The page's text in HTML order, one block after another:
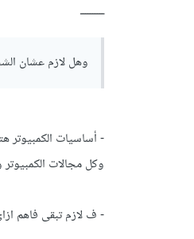
ــــــــــ
وهل لازم عشان
- أساسيات الكمبيوتر
وكل مجالات
- ف لازم تبقى فاهم